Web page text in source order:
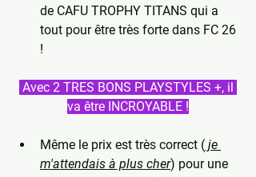
de CAFU TROPHY TITANS qui a
tout pour être très forte dans FC 26
!
Avec 2 TRES BONS PLAYSTYLES +, il
va être INCROYABLE !
Même le prix est très correct ( je
m'attendais à plus cher) pour une